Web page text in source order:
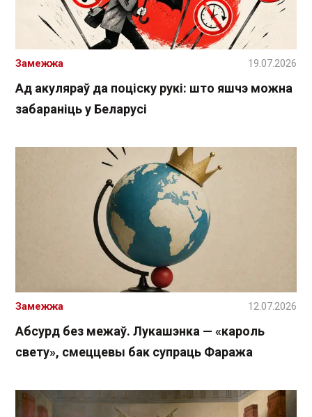
Ад акуляраў да поціску рукі: што яшчэ можна
забараніць у Беларусі
Замежжа 19.07.2026
Абсурд без межаў. Лукашэнка — «кароль
свету», смеццевы бак супраць Фаража
Замежжа 12.07.2026